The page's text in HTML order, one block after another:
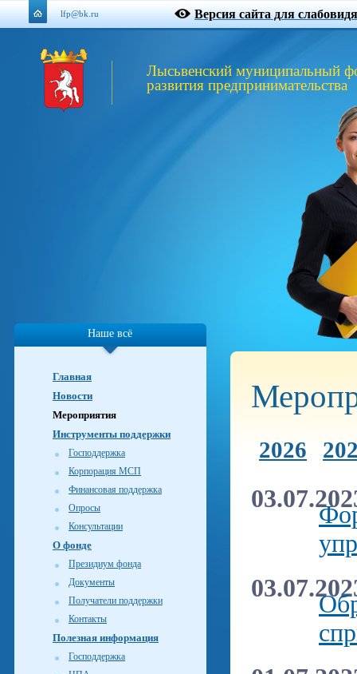
lfp@bk.ru Версия сайта для
Лысьвенский муниципальный
развития предпринимательства
Наше всё
Главная
Новости
Мероприятия
Инструменты поддержки
Господдержка
Корпорация МСП
Финансовая поддержка
Опросы
Консультации
О фонде
Президиум фонда
Документы
Получатели поддержки
Контакты
Полезная информация
Господдержка
2026